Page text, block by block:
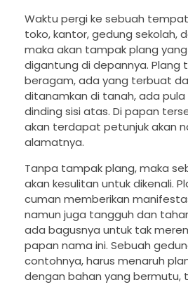
Waktu pergi ke sebuah
toko, kantor, gedung sekolah,
maka akan tampak plang
digantung di depannya.
beragam, ada yang terbuat
ditanamkan di tanah, ada
dinding sisi atas. Di papan
akan terdapat petunjuk akan
alamatnya.
Tanpa tampak plang, maka
akan kesulitan untuk dikenali.
cuman memberikan
namun juga tangguh dan
ada bagusnya untuk tak
papan nama ini. Sebuah
contohnya, harus menaruh
dengan bahan yang bermutu,